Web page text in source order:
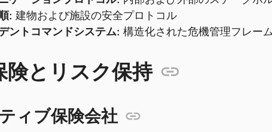
: 建物および施設の安全プロトコル
ントコマンドシステム: 構造化された危機管理フレー
険とリスク保持
ィブ保険会社